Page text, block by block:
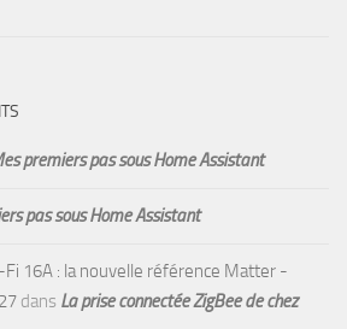
premiers pas sous Home Assistant
pas sous Home Assistant
Fi 16A : la nouvelle référence Matter -
dans La prise connectée ZigBee de chez